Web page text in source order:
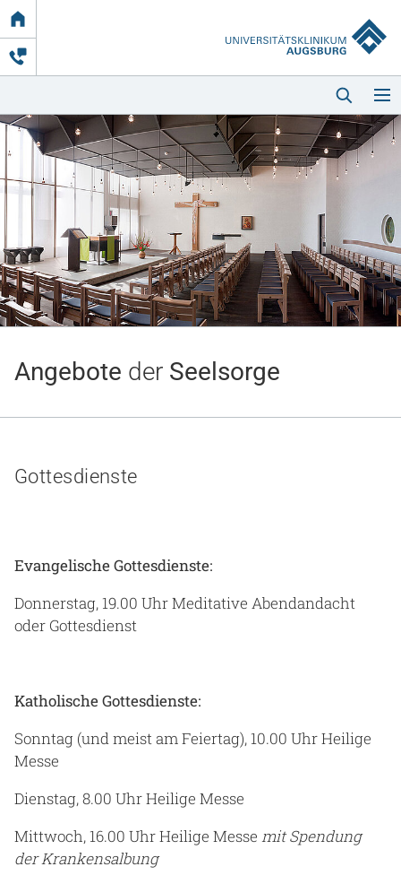
Link
zur
Startseite
Startseite
Kliniken & Einrichtungen
Zuweisende
Angebote der Seelsorge
Gottesdienste
Evangelische Gottesdienste:
Donnerstag, 19.00 Uhr Meditative Abendandacht
oder Gottesdienst
Katholische Gottesdienste:
Sonntag (und meist am Feiertag), 10.00 Uhr Heilige
Messe
Dienstag, 8.00 Uhr Heilige Messe
Mittwoch, 16.00 Uhr Heilige Messe mit Spendung
der Krankensalbung